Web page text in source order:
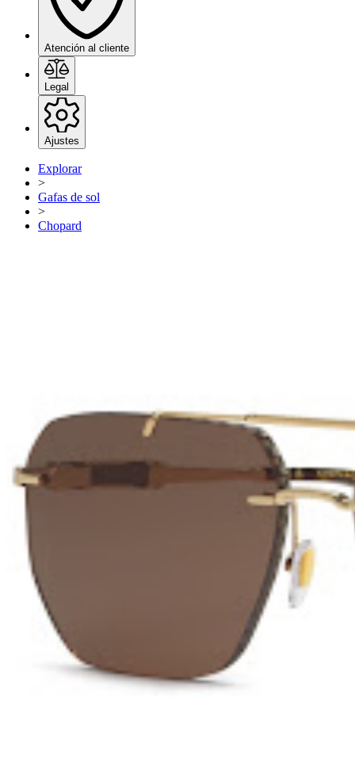
Atención al cliente
Legal
Ajustes
Explorar
>
Gafas de sol
>
Chopard